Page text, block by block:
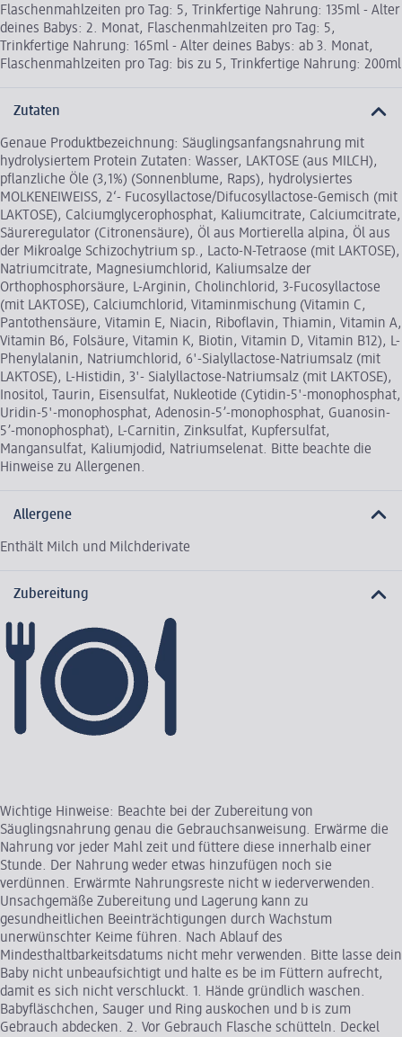
Flaschenmahlzeiten pro Tag: 5, Trinkfertige Nahrung: 135ml - Alter
deines Babys: 2. Monat, Flaschenmahlzeiten pro Tag: 5,
Trinkfertige Nahrung: 165ml - Alter deines Babys: ab 3. Monat,
Flaschenmahlzeiten pro Tag: bis zu 5, Trinkfertige Nahrung: 200ml
Zutaten
Genaue Produktbezeichnung: Säuglingsanfangsnahrung mit
hydrolysiertem Protein Zutaten: Wasser, LAKTOSE (aus MILCH),
pflanzliche Öle (3,1%) (Sonnenblume, Raps), hydrolysiertes
MOLKENEIWEISS, 2‘- Fucosyllactose/Difucosyllactose-Gemisch (mit
LAKTOSE), Calciumglycerophosphat, Kaliumcitrate, Calciumcitrate,
Säureregulator (Citronensäure), Öl aus Mortierella alpina, Öl aus
der Mikroalge Schizochytrium sp., Lacto-N-Tetraose (mit LAKTOSE),
Natriumcitrate, Magnesiumchlorid, Kaliumsalze der
Orthophosphorsäure, L-Arginin, Cholinchlorid, 3-Fucosyllactose
(mit LAKTOSE), Calciumchlorid, Vitaminmischung (Vitamin C,
Pantothensäure, Vitamin E, Niacin, Riboflavin, Thiamin, Vitamin A,
Vitamin B6, Folsäure, Vitamin K, Biotin, Vitamin D, Vitamin B12), L-
Phenylalanin, Natriumchlorid, 6'-Sialyllactose-Natriumsalz (mit
LAKTOSE), L-Histidin, 3'- Sialyllactose-Natriumsalz (mit LAKTOSE),
Inositol, Taurin, Eisensulfat, Nukleotide (Cytidin-5'-monophosphat,
Uridin-5'-monophosphat, Adenosin-5’-monophosphat, Guanosin-
5’-monophosphat), L-Carnitin, Zinksulfat, Kupfersulfat,
Mangansulfat, Kaliumjodid, Natriumselenat. Bitte beachte die
Hinweise zu Allergenen.
Allergene
Enthält Milch und Milchderivate
Zubereitung
Wichtige Hinweise: Beachte bei der Zubereitung von
Säuglingsnahrung genau die Gebrauchsanweisung. Erwärme die
Nahrung vor jeder Mahl zeit und füttere diese innerhalb einer
Stunde. Der Nahrung weder etwas hinzufügen noch sie
verdünnen. Erwärmte Nahrungsreste nicht w iederverwenden.
Unsachgemäße Zubereitung und Lagerung kann zu
gesundheitlichen Beeinträchtigungen durch Wachstum
unerwünschter Keime führen. Nach Ablauf des
Mindesthaltbarkeitsdatums nicht mehr verwenden. Bitte lasse dein
Baby nicht unbeaufsichtigt und halte es be im Füttern aufrecht,
damit es sich nicht verschluckt. 1. Hände gründlich waschen.
Babyfläschchen, Sauger und Ring auskochen und b is zum
Gebrauch abdecken. 2. Vor Gebrauch Flasche schütteln. Deckel